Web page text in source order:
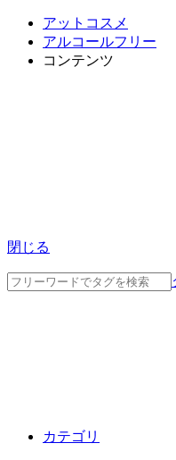
アットコスメ
アルコールフリー
コンテンツ
閉じる
カテゴリ